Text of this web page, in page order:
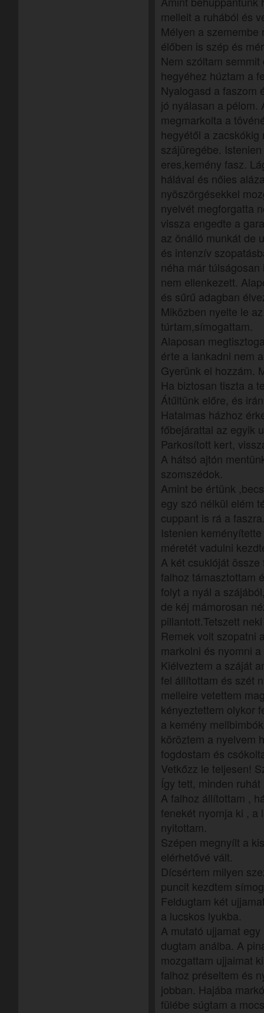
melleit a ruhából és
Mélyen a
élőben is szép és
Nem szóltam
hegyéhez húztam a
Nyalogasd a faszom
jó nyálasan a pélom.
megmarkolta a
hegyétől a
szájüregébe.
eres,kemény fasz.
hálával és nőies
nyöszörgésekkel
nyelvét megforgatta
vissza engedte a
az önálló munkát de
és intenzív
néha már
nem ellenkezett.
és sűrű adagban
Miközben nyelte le
túrtam,símogattam.
Alaposan
érte a lankadni nem
Gyerünk el hozzám.
Ha biztosan tiszta a
Átűltünk előre, és
Hatalmas házhoz
főbejárattal az egyik
Parkosított kert,
A hátsó ajtón
szomszédok.
Amint be értünk
egy szó nélkül elém
cuppant is rá a
Istenien
méretét vadulni
A két csuklóját
falhoz támasztottam
folyt a nyál a
de kéj mámorosan
pillantott.Tetszett
Remek volt szopatni
markolni és nyomni
Kiélveztem a száját
fel állítottam és szét
melleire vetettem
kényeztettem olykor
a kemény
köröztem a nyelvem
fogdostam és
Vetkőzz le teljesen!
Így tett, minden
A falhoz állítottam ,
fenekét nyomja ki , a
nyitottam.
Szépen megnyílt a
elérhetővé vált.
Dícsértem milyen
puncit kezdtem
Feldugtam két
a lucskos lyukba.
A mutató ujjamat
dugtam análba. A
mozgattam ujjaimat
falhoz préseltem és
jobban. Hajába
fülébe súgtam a